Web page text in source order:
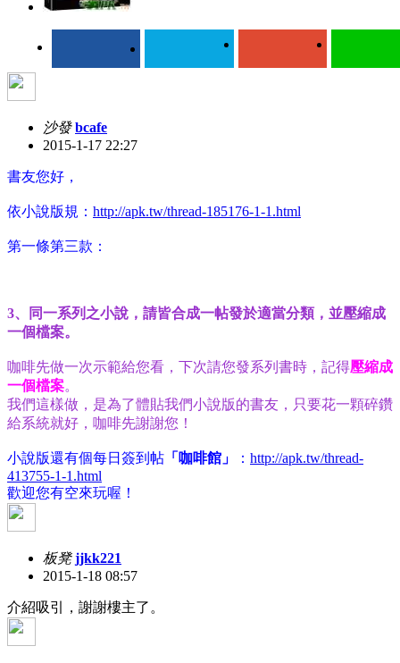
沙發 bcafe
2015-1-17 22:27
書友您好，
依小說版規： http://apk.tw/thread-185176-1-1.html
第一條第三款：
3、同一系列之小說，請皆合成一帖發於適當分類，並壓縮成
一個檔案。
咖啡先做一次示範給您看，下次請您發系列書時，記得壓縮成
一個檔案。
我們這樣做，是為了體貼我們小說版的書友，只要花一顆碎鑽
給系統就好，咖啡先謝謝您！
小說版還有個每日簽到帖 「咖啡館」 ： http://apk.tw/thread-
413755-1-1.html
歡迎您有空來玩喔！
板凳 jjkk221
2015-1-18 08:57
介紹吸引，謝謝樓主了。